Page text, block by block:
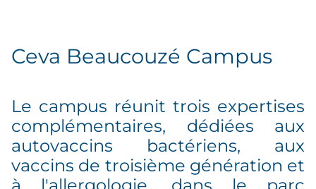
Ceva Beaucouzé Campus
Le campus réunit trois expertises
complémentaires, dédiées aux
autovaccins bactériens, aux
vaccins de troisième génération et